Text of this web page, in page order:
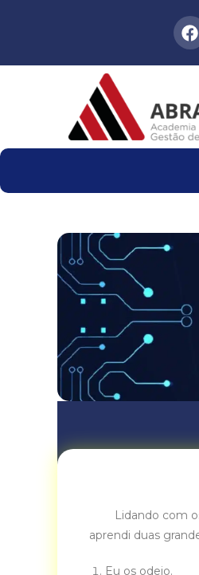
Lidando com os
aprendi duas
Eu os odeio.